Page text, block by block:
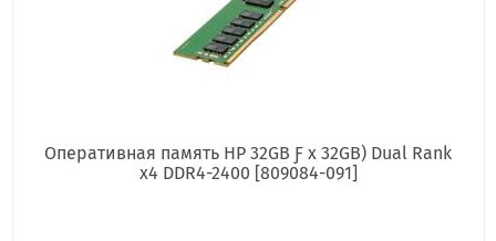
Оперативная память HP 32GB Ƒ x 32GB) Dual Rank
x4 DDR4-2400 [809084-091]